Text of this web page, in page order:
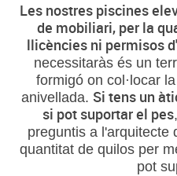
Les nostres piscines
de mobiliari, per la
llicències ni permisos
necessitaràs és un
formigó on col·locar
anivellada. Si tens un
si pot suportar el pes
preguntis a l'arquitecte
quantitat de quilos per
pot